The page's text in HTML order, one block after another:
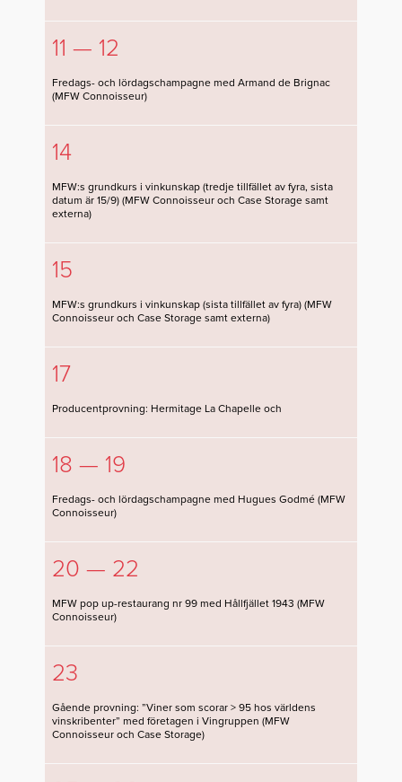
11 — 12
Fredags- och lördagschampagne med Armand de Brignac
(MFW Connoisseur)
14
MFW:s grundkurs i vinkunskap (tredje tillfället av fyra, sista
datum är 15/9) (MFW Connoisseur och Case Storage samt
externa)
15
MFW:s grundkurs i vinkunskap (sista tillfället av fyra) (MFW
Connoisseur och Case Storage samt externa)
17
Producentprovning: Hermitage La Chapelle och
18 — 19
Fredags- och lördagschampagne med Hugues Godmé (MFW
Connoisseur)
20 — 22
MFW pop up-restaurang nr 99 med Hållfjället 1943 (MFW
Connoisseur)
23
Gående provning: ”Viner som scorar > 95 hos världens
vinskribenter” med företagen i Vingruppen (MFW
Connoisseur och Case Storage)